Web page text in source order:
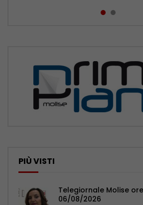
PIÙ VISTI
Telegiornale Molise ore
06/08/2026